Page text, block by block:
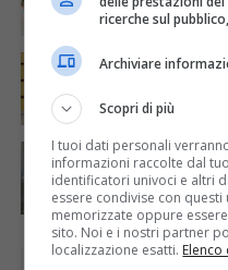
ATTUALITÀ 6 giorni fa
Elezioni
ATTUALITÀ 6 giorni fa
All’Alpàa 2026 (e
Soroptimist
ricerche sul
Archiviare
Scopri di più
I tuoi dati personali
informazioni raccolte dal
identificatori univoci e altri
essere condivise con
memorizzate oppure
sito. Noi e i nostri partner
localizzazione esatti.